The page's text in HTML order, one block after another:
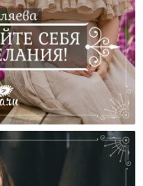
Свои Желания!